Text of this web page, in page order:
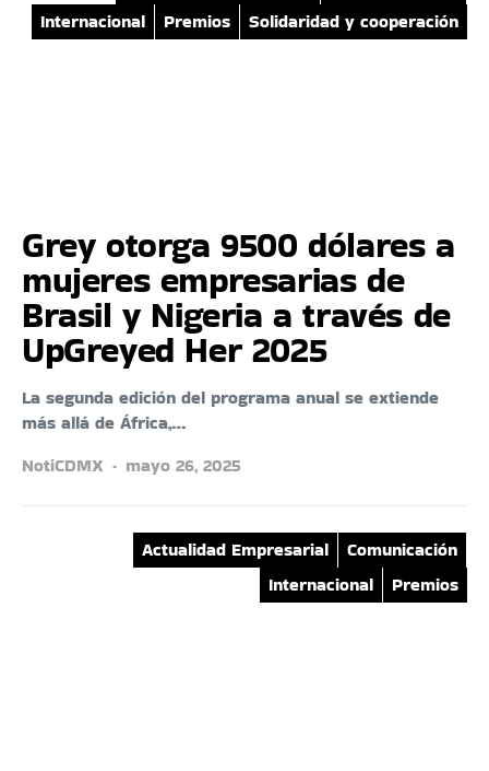
Internacional
Premios Solidaridad y cooperación
Grey otorga 9500 dólares a
mujeres empresarias de
Brasil y Nigeria a través de
UpGreyed Her 2025
La segunda edición del programa anual se extiende
más allá de África,…
NotiCDMX
mayo 26, 2025
Actualidad Empresarial
Comunicación
Internacional
Premios